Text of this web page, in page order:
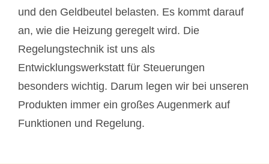
und den Geldbeutel belasten. Es kommt darauf
an, wie die Heizung geregelt wird. Die
Regelungstechnik ist uns als
Entwicklungswerkstatt für Steuerungen
besonders wichtig. Darum legen wir bei unseren
Produkten immer ein großes Augenmerk auf
Funktionen und Regelung.